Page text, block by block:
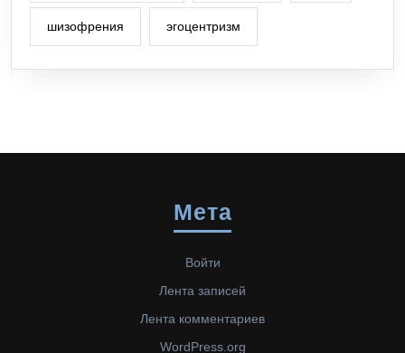
шизофрения эгоцентризм
Мета
Войти
Лента записей
Лента комментариев
WordPress.org